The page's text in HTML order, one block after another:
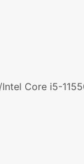
Core i5-